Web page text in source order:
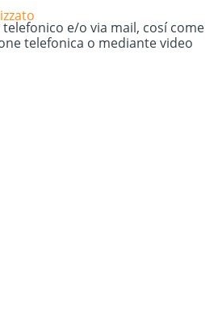
e/o via mail, cosí come
telefonica o mediante video